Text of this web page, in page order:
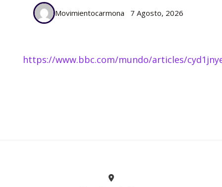
Movimientocarmona 7 Agosto, 2026
https://www.bbc.com/mundo/articles/